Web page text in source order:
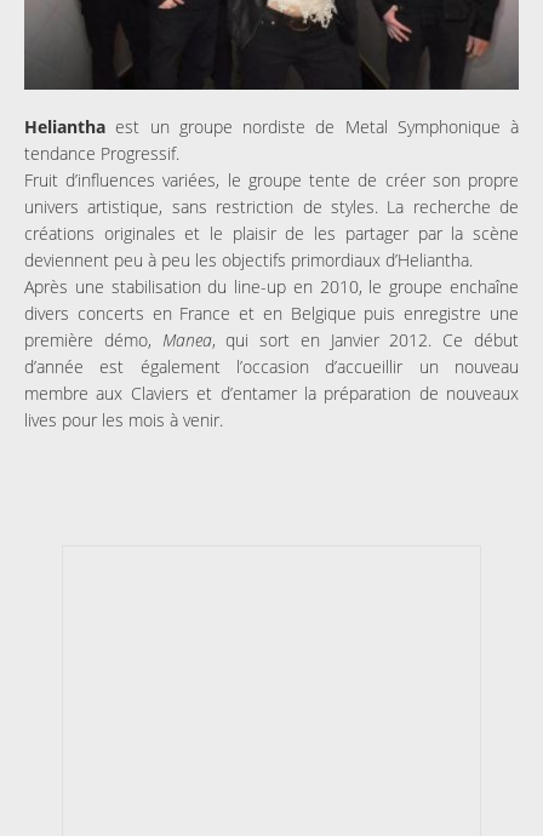
Heliantha est un groupe nordiste de Metal Symphonique à
tendance Progressif.
Fruit d’influences variées, le groupe tente de créer son propre
univers artistique, sans restriction de styles. La recherche de
créations originales et le plaisir de les partager par la scène
deviennent peu à peu les objectifs primordiaux d’Heliantha.
Après une stabilisation du line-up en 2010, le groupe enchaîne
divers concerts en France et en Belgique puis enregistre une
première démo, Manea, qui sort en Janvier 2012. Ce début
d’année est également l’occasion d’accueillir un nouveau
membre aux Claviers et d’entamer la préparation de nouveaux
lives pour les mois à venir.